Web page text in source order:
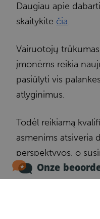
Daugiau apie
skaitykite čia.
Vairuotojų
įmonėms reikia
pasiūlyti vis
atlyginimus.
Todėl reikiamą
asmenims atsiveria
perspektyvos, o
sunku.